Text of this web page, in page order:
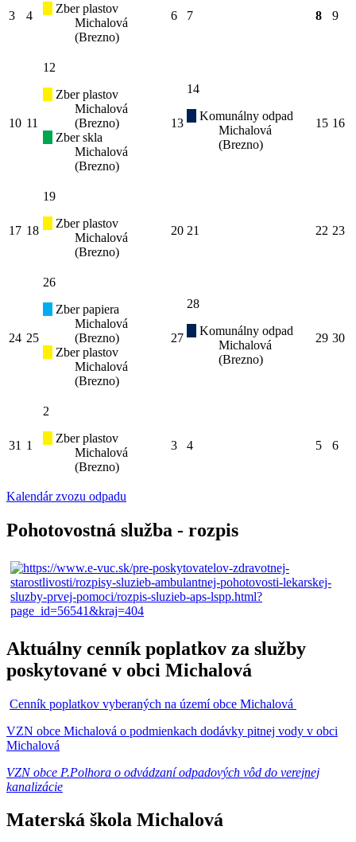
3 4
Zber plastov
Michalová
(Brezno)
6 7 8 9
10 11
12
Zber plastov
Michalová
(Brezno)
Zber skla
Michalová
(Brezno)
13
14
Komunálny odpad
Michalová
(Brezno)
15 16
17 18
19
Zber plastov
Michalová
(Brezno)
20 21 22 23
24 25
26
Zber papiera
Michalová
(Brezno)
Zber plastov
Michalová
(Brezno)
27
28
Komunálny odpad
Michalová
(Brezno)
29 30
31 1
2
Zber plastov
Michalová
(Brezno)
3 4 5 6
Kalendár zvozu odpadu
Pohotovostná služba - rozpis
Aktuálny cenník poplatkov za služby
poskytované v obci Michalová
Cenník poplatkov vyberaných na území obce Michalová
VZN obce Michalová o podmienkach dodávky pitnej vody v obci
Michalová
VZN obce P.Polhora o odvádzaní odpadových vôd do verejnej
kanalizácie
Materská škola Michalová